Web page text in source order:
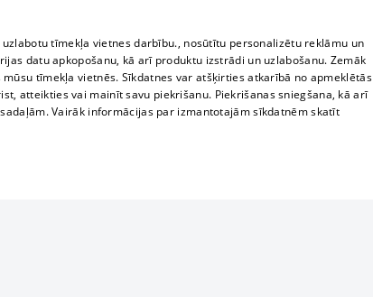
15 15 15
Воскресенье
tīmekļa vietnes darbību., nosūtītu personalizētu reklāmu un
datu apkopošanu, kā arī produktu izstrādi un uzlabošanu. Zemāk
tīmekļa vietnēs. Sīkdatnes var atšķirties atkarībā no apmeklētās
atteikties vai mainīt savu piekrišanu. Piekrišanas sniegšana, kā arī
Vairāk informācijas par izmantotajām sīkdatnēm skatīt